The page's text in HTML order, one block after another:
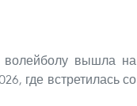
вышла на
где встретилась со